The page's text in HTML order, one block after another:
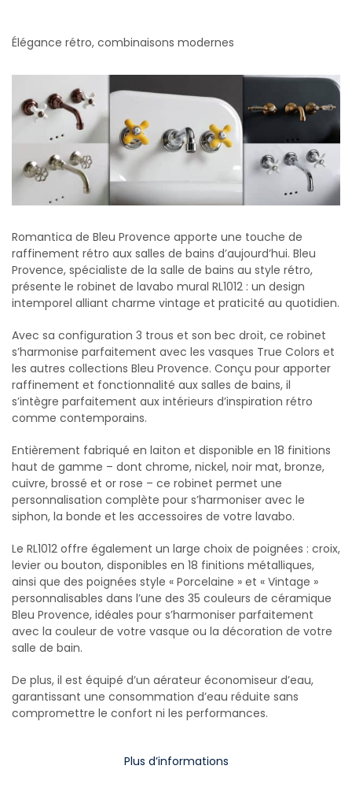
Élégance rétro, combinaisons modernes
Romantica de Bleu Provence apporte une touche de
raffinement rétro aux salles de bains d’aujourd’hui. Bleu
Provence, spécialiste de la salle de bains au style rétro,
présente le robinet de lavabo mural RL1012 : un design
intemporel alliant charme vintage et praticité au quotidien.
Avec sa configuration 3 trous et son bec droit, ce robinet
s’harmonise parfaitement avec les vasques True Colors et
les autres collections Bleu Provence. Conçu pour apporter
raffinement et fonctionnalité aux salles de bains, il
s’intègre parfaitement aux intérieurs d’inspiration rétro
comme contemporains.
Entièrement fabriqué en laiton et disponible en 18 finitions
haut de gamme – dont chrome, nickel, noir mat, bronze,
cuivre, brossé et or rose – ce robinet permet une
personnalisation complète pour s’harmoniser avec le
siphon, la bonde et les accessoires de votre lavabo.
Le RL1012 offre également un large choix de poignées : croix,
levier ou bouton, disponibles en 18 finitions métalliques,
ainsi que des poignées style « Porcelaine » et « Vintage »
personnalisables dans l’une des 35 couleurs de céramique
Bleu Provence, idéales pour s’harmoniser parfaitement
avec la couleur de votre vasque ou la décoration de votre
salle de bain.
De plus, il est équipé d’un aérateur économiseur d’eau,
garantissant une consommation d’eau réduite sans
compromettre le confort ni les performances.
Plus d’informations